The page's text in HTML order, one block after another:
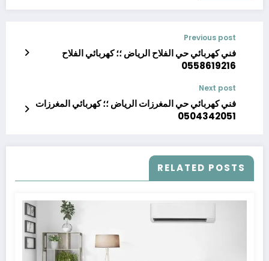
Previous post
فني كهربائي حي الفلاح الرياض ؛؛ كهربائي الفلاح
0558619216
Next post
فني كهربائي حي المغرزات الرياض ؛؛ كهربائي المغرزات
0504342051
RELATED POSTS